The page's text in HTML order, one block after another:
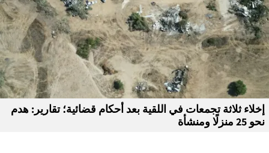
إخلاء ثلاثة تجمعات في اللقية بعد أحكام قضائية؛ تقارير: هدم
نحو 25 منزلًا ومنشأة